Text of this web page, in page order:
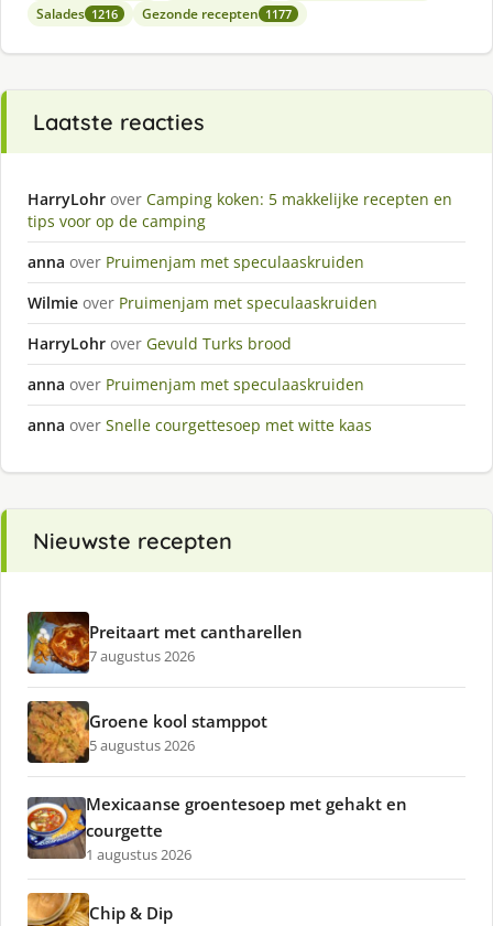
Salades 1216 Gezonde recepten 1177
Laatste reacties
HarryLohr over Camping koken: 5 makkelijke recepten en
tips voor op de camping
anna over Pruimenjam met speculaaskruiden
Wilmie over Pruimenjam met speculaaskruiden
HarryLohr over Gevuld Turks brood
anna over Pruimenjam met speculaaskruiden
anna over Snelle courgettesoep met witte kaas
Nieuwste recepten
Preitaart met cantharellen
7 augustus 2026
Groene kool stamppot
5 augustus 2026
Mexicaanse groentesoep met gehakt en
courgette
1 augustus 2026
Chip & Dip